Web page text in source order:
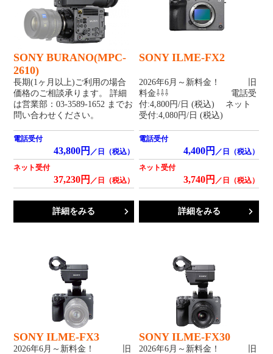
SONY BURANO(MPC-
2610)
長期(1ヶ月以上)ご利用の場合
価格のご相談承ります。 詳細
は営業部：03-3589-1652 までお
問い合わせください。
電話受付
43,800円 ／日（税込）
ネット受付
37,230円 ／日（税込）
詳細をみる
SONY ILME-FX2
2026年6月～新料金！ 旧
料金⇩⇩⇩ 電話受
付:4,800円/日 (税込) ネット
受付:4,080円/日 (税込)
電話受付
4,400円 ／日（税込）
ネット受付
3,740円 ／日（税込）
詳細をみる
SONY ILME-FX3
2026年6月～新料金！ 旧
SONY ILME-FX30
2026年6月～新料金！ 旧